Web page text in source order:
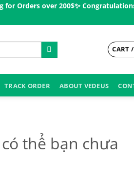
over 200$ㅤ✨ Congratulations
CART /
TRACK ORDER ABOUT VEDEUS
thể bạn chưa